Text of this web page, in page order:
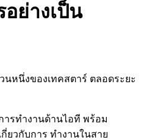
ย่างเป็น
นึ่งของเทคสตาร์ ตลอดระยะ
รทำงานด้านไอที พร้อม
ยวกับการ ทำงานในสาย